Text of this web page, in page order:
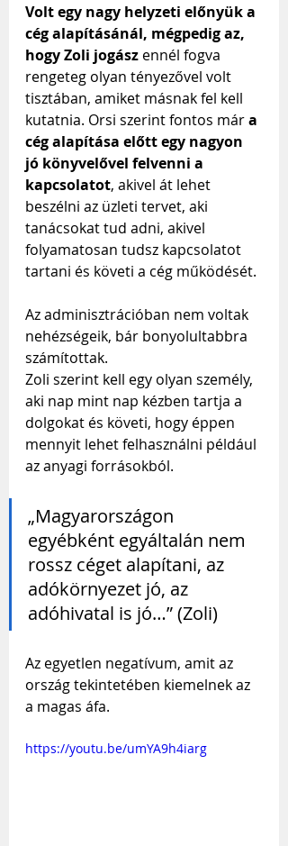
Volt egy nagy helyzeti előnyük a
cég alapításánál, mégpedig az,
hogy Zoli jogász ennél fogva
rengeteg olyan tényezővel volt
tisztában, amiket másnak fel kell
kutatnia. Orsi szerint fontos már a
cég alapítása előtt egy nagyon
jó könyvelővel felvenni a
kapcsolatot, akivel át lehet
beszélni az üzleti tervet, aki
tanácsokat tud adni, akivel
folyamatosan tudsz kapcsolatot
tartani és követi a cég működését.
Az adminisztrációban nem voltak
nehézségeik, bár bonyolultabbra
számítottak.
Zoli szerint kell egy olyan személy,
aki nap mint nap kézben tartja a
dolgokat és követi, hogy éppen
mennyit lehet felhasználni például
az anyagi forrásokból.
„Magyarországon
egyébként egyáltalán nem
rossz céget alapítani, az
adókörnyezet jó, az
adóhivatal is jó…” (Zoli)
Az egyetlen negatívum, amit az
ország tekintetében kiemelnek az
a magas áfa.
https://youtu.be/umYA9h4iarg